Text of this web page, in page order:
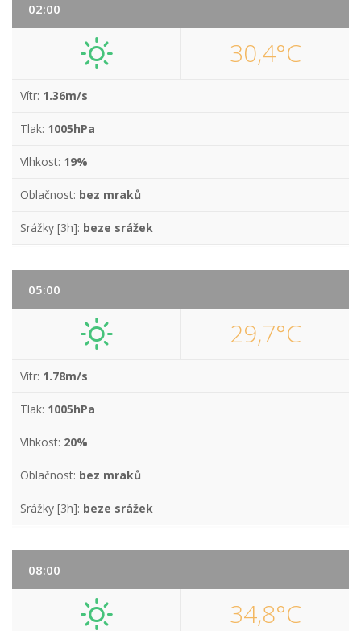
02:00
30,4°C
Vítr: 1.36m/s
Tlak: 1005hPa
Vlhkost: 19%
Oblačnost: bez mraků
Srážky [3h]: beze srážek
05:00
29,7°C
Vítr: 1.78m/s
Tlak: 1005hPa
Vlhkost: 20%
Oblačnost: bez mraků
Srážky [3h]: beze srážek
08:00
34,8°C